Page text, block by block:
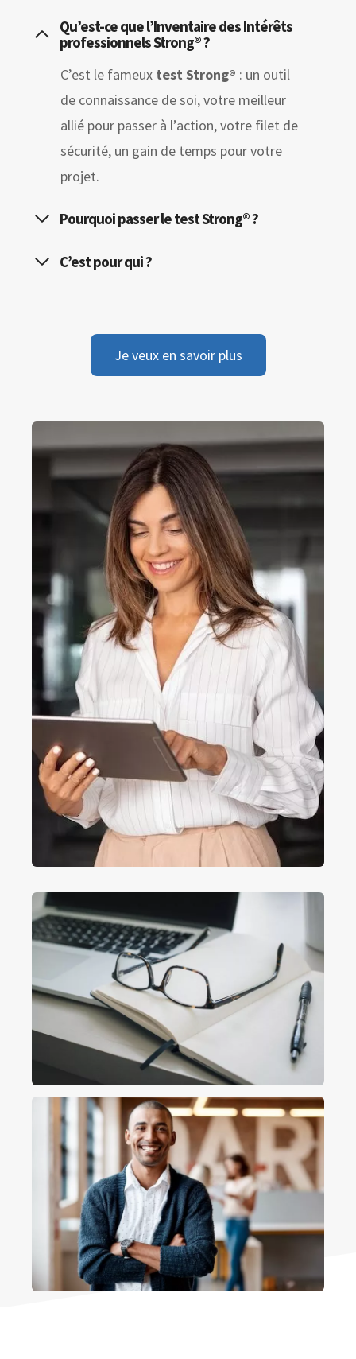
Qu’est-ce que l’Inventaire des Intérêts
professionnels Strong® ?
C’est le fameux test Strong® : un outil
de connaissance de soi, votre meilleur
allié pour passer à l’action, votre filet de
sécurité, un gain de temps pour votre
projet.
Pourquoi passer le test Strong® ?
C’est pour qui ?
Je veux en savoir plus